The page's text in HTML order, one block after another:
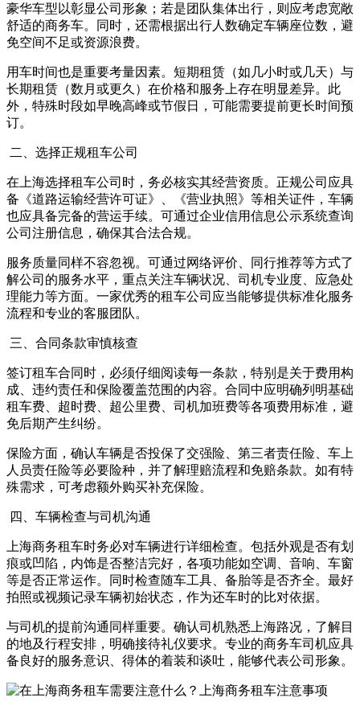
豪华车型以彰显公司形象；若是团队集体出行，则应考虑宽敞
舒适的商务车。同时，还需根据出行人数确定车辆座位数，避
免空间不足或资源浪费。
用车时间也是重要考量因素。短期租赁（如几小时或几天）与
长期租赁（数月或更久）在价格和服务上存在明显差异。此
外，特殊时段如早晚高峰或节假日，可能需要提前更长时间预
订。
二、选择正规租车公司
在上海选择租车公司时，务必核实其经营资质。正规公司应具
备《道路运输经营许可证》、《营业执照》等相关证件，车辆
也应具备完备的营运手续。可通过企业信用信息公示系统查询
公司注册信息，确保其合法合规。
服务质量同样不容忽视。可通过网络评价、同行推荐等方式了
解公司的服务水平，重点关注车辆状况、司机专业度、应急处
理能力等方面。一家优秀的租车公司应当能够提供标准化服务
流程和专业的客服团队。
三、合同条款审慎核查
签订租车合同时，必须仔细阅读每一条款，特别是关于费用构
成、违约责任和保险覆盖范围的内容。合同中应明确列明基础
租车费、超时费、超公里费、司机加班费等各项费用标准，避
免后期产生纠纷。
保险方面，确认车辆是否投保了交强险、第三者责任险、车上
人员责任险等必要险种，并了解理赔流程和免赔条款。如有特
殊需求，可考虑额外购买补充保险。
四、车辆检查与司机沟通
上海商务租车时务必对车辆进行详细检查。包括外观是否有划
痕或凹陷，内饰是否整洁完好，各项功能如空调、音响、车窗
等是否正常运作。同时检查随车工具、备胎等是否齐全。最好
拍照或视频记录车辆初始状态，作为还车时的比对依据。
与司机的提前沟通同样重要。确认司机熟悉上海路况，了解目
的地及行程安排，明确接待礼仪要求。专业的商务车司机应具
备良好的服务意识、得体的着装和谈吐，能够代表公司形象。